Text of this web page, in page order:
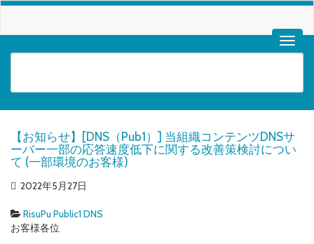
【お知らせ】[DNS（Pub1）] 当組織コンテンツDNSサ
ーバー一部の応答速度低下に関する改善策検討につい
て (一部環境のお客様)
2022年5月27日
RisuPu Public1 DNS
お客様各位